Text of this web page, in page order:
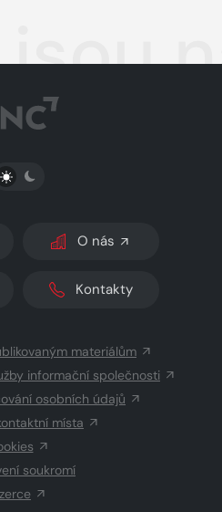
PŘEPNOUT SVĚTLÝ/TMAVÝ REŽIM
O nás
Kontakty
materiálům
informační společnosti
osobních údajů
místa
soukromí